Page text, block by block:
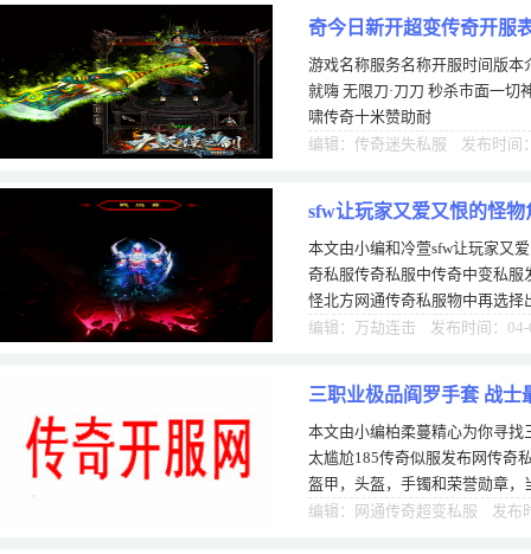
奇今日新开超变传奇开服
游戏名称服务名称开服时间版
就嗨 无限刀·刀刀 秒杀市面一
啸传奇十米赞助耐
编辑：传奇迷失私服 发布时间
sfw让玩家又爱又恨的怪物
本文由小编和冷萱sfw让玩家又
奇私服传奇私服中传奇中变私
怪北方网通传奇私服物中再选
中176精品传奇金币有这样一种
编辑：万劫连击 发布时间：04-
三职业极品阎罗手套 战士
本文由小编柏柔蔓精心为你寻
太尴尬185传奇似服发布网传奇
盔甲，头盔，手镯和荣誉勋章
带防御属性的，也有一些同类装
编辑：网通传奇超变私服 发布